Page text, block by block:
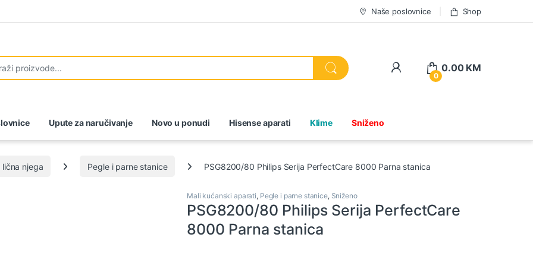
Naše poslovnice Shop
0
0.00 KM
Upute za naručivanje Novo u ponudi Hisense aparati Klime Sniženo
lična njega Pegle i parne stanice PSG8200/80 Philips Serija PerfectCare 8000 Parna stanica
Mali kućanski aparati, Pegle i parne stanice, Sniženo
PSG8200/80 Philips Serija PerfectCare
8000 Parna stanica